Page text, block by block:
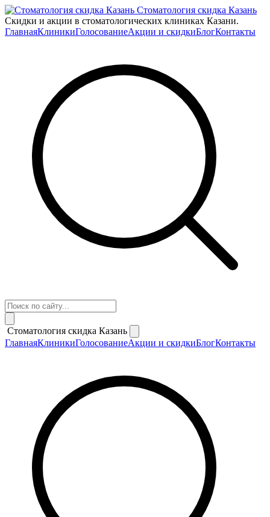
Стоматология скидка Казань
Скидки и акции в стоматологических клиниках Казани.
ГлавнаяКлиникиГолосованиеАкции и скидкиБлогКонтакты
Стоматология скидка Казань
ГлавнаяКлиникиГолосованиеАкции и скидкиБлогКонтакты